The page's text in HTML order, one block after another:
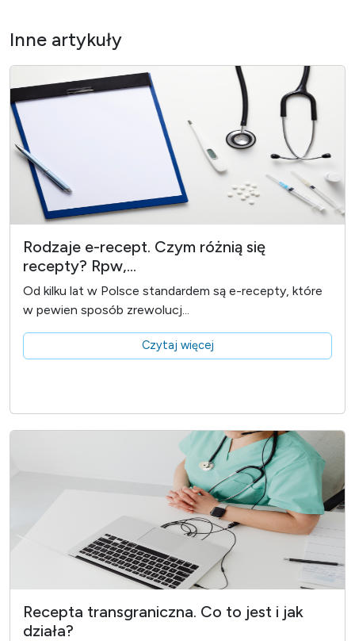
Inne artykuły
Rodzaje e-recept. Czym różnią się
recepty? Rpw,...
Od kilku lat w Polsce standardem są e-recepty, które
w pewien sposób zrewolucj...
Czytaj więcej
Recepta transgraniczna. Co to jest i jak
działa?